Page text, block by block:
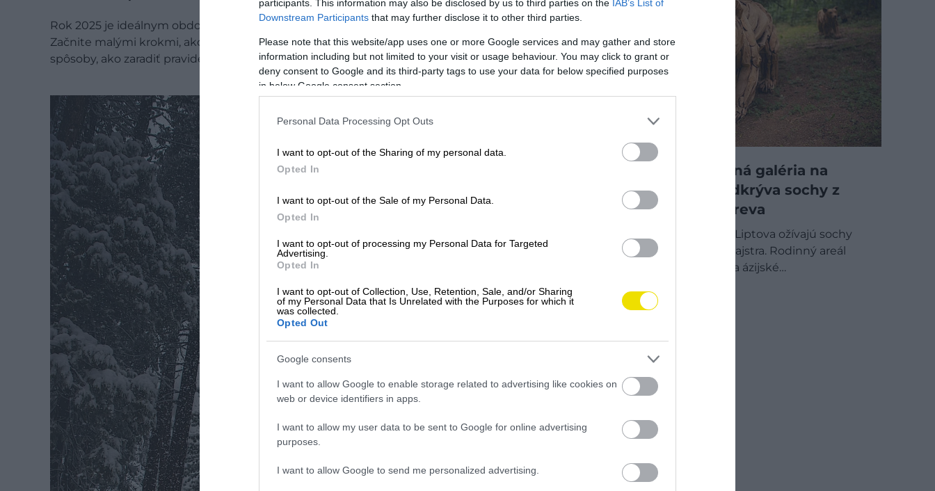
participants. This information may also be disclosed by us to third parties on the IAB’s List of
Downstream Participants that may further disclose it to other third parties.
Please note that this website/app uses one or more Google services and may gather and store
information including but not limited to your visit or usage behaviour. You may click to grant or
deny consent to Google and its third-party tags to use your data for below specified purposes
in below Google consent section.
Personal Data Processing Opt Outs
I want to opt-out of the Sharing of my personal data.
Opted In
I want to opt-out of the Sale of my Personal Data.
Opted In
I want to opt-out of processing my Personal Data for Targeted
Advertising.
Opted In
I want to opt-out of Collection, Use, Retention, Sale, and/or Sharing
of my Personal Data that Is Unrelated with the Purposes for which it
was collected.
Opted Out
Google consents
I want to allow Google to enable storage related to advertising like cookies on
web or device identifiers in apps.
I want to allow my user data to be sent to Google for online advertising
purposes.
I want to allow Google to send me personalized advertising.
Rok 2025 je ideálnym obdobím na investíciu do svojho zdravia. Plánujete vylepšiť svoje stravovanie?
Začnite malými krokmi, ako je pridanie viac čerstvého ovocia a zeleniny k vašim jedlám. Hľadajte
spôsoby, ako zaradiť pravidelný pohyb – od chôdze a cyklistiky po jogu alebo funkčné tréningy.
Unikátna lesná galéria na
Slovensku odkrýva sochy z
teakového dreva
Medzi stromami Liptova ožívajú sochy
indonézskeho majstra. Rodinný areál
Woodlandia spája ázijské…
SLOVENSKO